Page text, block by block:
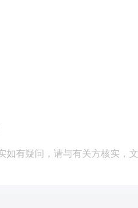
有疑问，请与有关方核实，